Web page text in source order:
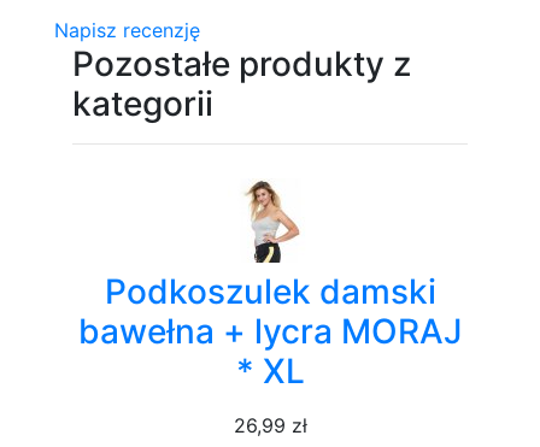
Napisz recenzję
Pozostałe produkty z
kategorii
Podkoszulek damski
bawełna + lycra MORAJ
* XL
26,99 zł